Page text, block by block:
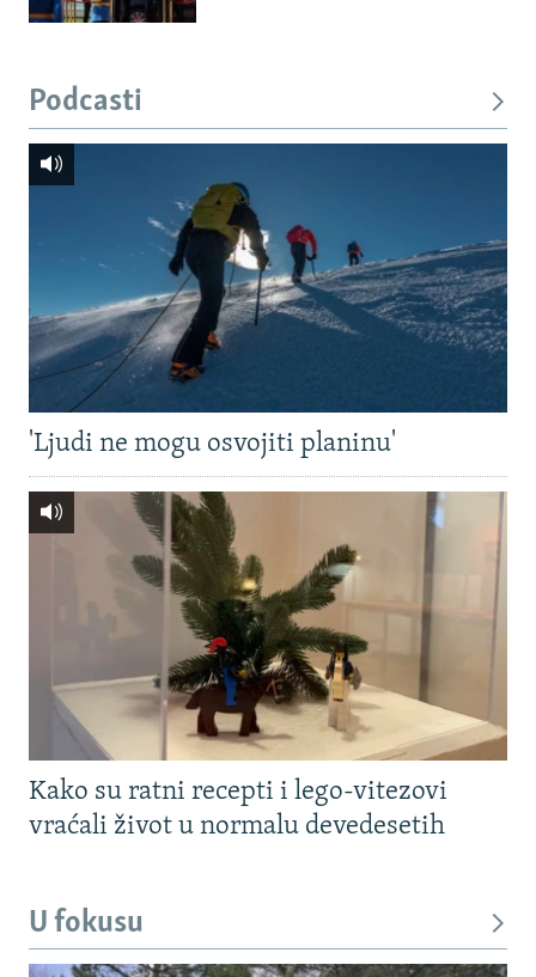
Podcasti
'Ljudi ne mogu osvojiti planinu'
Kako su ratni recepti i lego-vitezovi
vraćali život u normalu devedesetih
U fokusu